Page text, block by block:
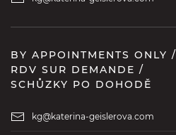
BY APPOINTMENTS ONLY /
RDV SUR DEMANDE /
SCHŮZKY PO DOHODĚ
kg@katerina-geislerova.com